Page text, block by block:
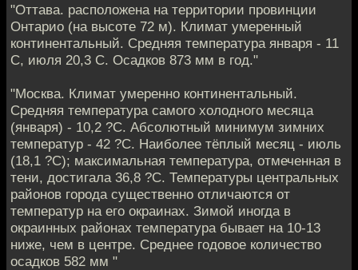
"Оттава. расположена на территории провинции
Онтарио (на высоте 72 м). Климат умеренный
континентальный. Средняя температура января - 11
С, июля 20,3 С. Осадков 873 мм в год."
"Москва. Климат умеренно континентальный.
Средняя температура самого холодного месяца
(января) - 10,2 ?С. Абсолютный минимум зимних
температур - 42 ?С. Наиболее тёплый месяц - июль
(18,1 ?С); максимальная температура, отмеченная в
тени, достигала 36,8 ?С. Температуры центральных
районов города существенно отличаются от
температур на его окраинах. Зимой иногда в
окраинных районах температура бывает на 10-13
ниже, чем в центре. Среднее годовое количество
осадков 582 мм "